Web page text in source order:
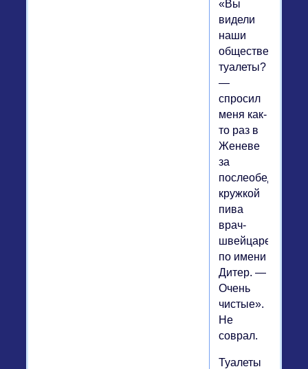
«Вы
видели
наши
общественные
туалеты?
—
спросил
меня как-
то раз в
Женеве
за
послеобеденной
кружкой
пива
врач-
швейцарец
по имени
Дитер. —
Очень
чистые».
Не
соврал.
Туалеты